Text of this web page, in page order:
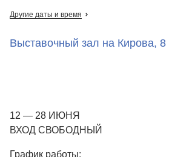
Другие даты и время
Выставочный зал на Кирова, 8
12 — 28 ИЮНЯ
ВХОД СВОБОДНЫЙ
График работы: